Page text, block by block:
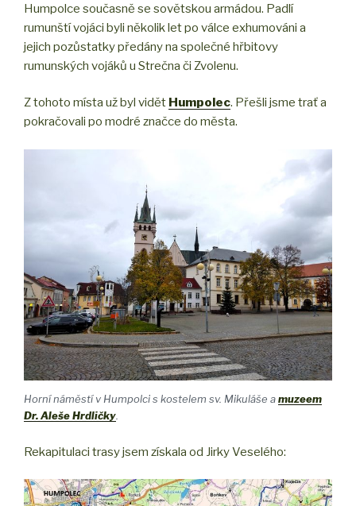
Humpolce současně se sovětskou armádou. Padlí
rumunští vojáci byli několik let po válce exhumováni a
jejich pozůstatky předány na společné hřbitovy
rumunských vojáků u Strečna či Zvolenu.
Z tohoto místa už byl vidět Humpolec. Přešli jsme trať a
pokračovali po modré značce do města.
Horní náměstí v Humpolci s kostelem sv. Mikuláše amuzeem
Dr. Aleše Hrdličky
Rekapitulaci trasy jsem získala od Jirky Veselého: